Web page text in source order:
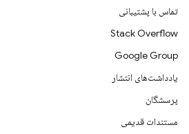
تماس با پشتیبانی
Stack Overflow
Google Group
یادداشت‌های انتشار
پرسشگان
مستندات قدیمی